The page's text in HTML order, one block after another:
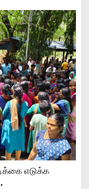
எடுக்க